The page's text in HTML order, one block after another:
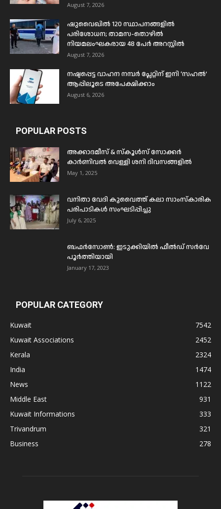
August 7, 2026
ഷുവൈഖിൽ 120 സ്ഥാപനങ്ങളിൽ
പരിശോധന; താമസ-തൊഴിൽ
നിയമലംഘകരായ 48 പേർ അറസ്റ്റിൽ
August 7, 2026
നഷ്ടപ്പെട്ട വാഹന നമ്പർ പ്ലേറ്റിന് ഇനി ‘സഹൽ’
ആപ്പിലൂടെ അപേക്ഷിക്കാം
August 6, 2026
POPULAR POSTS
അക്കാദമീസ് & സ്കൂൾസ് സോക്കർ
കാർണിവൽ വെള്ളി ശനി ദിവസങ്ങളിൽ
May 1, 2025
വനിതാ വേദി കുവൈത്ത് കലാ സാംസ്കാരിക
പരിപാടികൾ സംഘടിപ്പിച്ചു
July 6, 2025
ബഫര്‍സോണ്‍: ഇടുക്കിയില്‍ ഫീല്‍ഡ് സര്‍വേ
പൂര്‍ത്തിയായി
January 17, 2023
POPULAR CATEGORY
Kuwait
7542
Kuwait Associations
2452
Kerala
2324
India
1474
News
1122
Middle East
931
Kuwait Informations
333
Trivandrum
321
Business
278